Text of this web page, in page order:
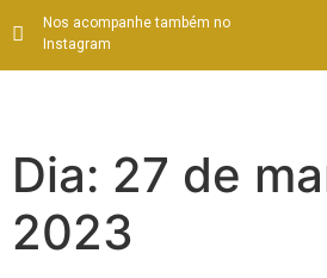
Nos acompanhe também no
Instagram
Dia: 27 de
2023